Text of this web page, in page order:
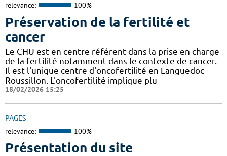
relevance: 100%
Préservation de la fertilité et
cancer
Le CHU est en centre référent dans la prise en charge
de la fertilité notamment dans le contexte de cancer.
Il est l'unique centre d'oncofertilité en Languedoc
Roussillon. L'oncofertilité implique plu
18/02/2026 15:25
PAGES
relevance: 100%
Présentation du site